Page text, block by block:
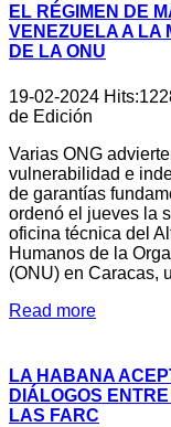
EL RÉGIMEN DE
VENEZUELA A LA
DE LA ONU
19-02-2024 Hits:
de Edición
Varias ONG
vulnerabilidad e
de garantías
ordenó el jueves la
oficina técnica del
Humanos de la
(ONU) en Caracas,
Read more
LA HABANA
DIÁLOGOS
LAS FARC